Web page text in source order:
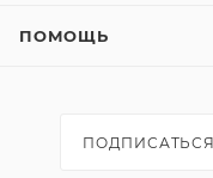
ПОМОЩЬ